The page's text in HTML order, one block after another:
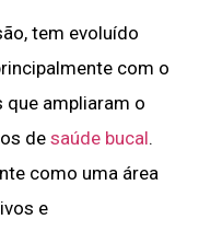
tem evoluído
com o
ampliaram o
de saúde bucal.
como uma área
e